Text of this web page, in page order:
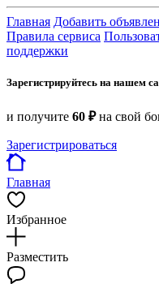
Главная Добавить
Правила сервиса
поддержки
Зарегистрируйтесь на нашем
и получите 60 ₽на свой
Зарегистрироваться
Главная
Избранное
Разместить